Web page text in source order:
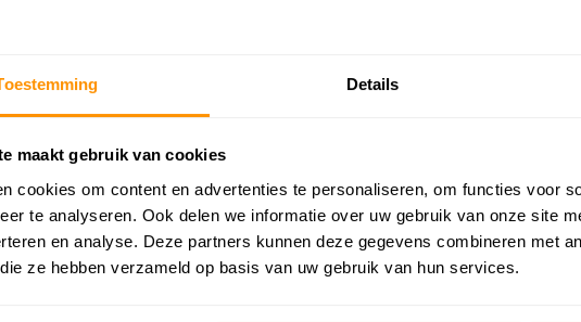
Details
maakt gebruik van cookies
cookies om content en advertenties te personaliseren, om functies voor
te analyseren. Ook delen we informatie over uw gebruik van onze site
en analyse. Deze partners kunnen deze gegevens combineren met
ze hebben verzameld op basis van uw gebruik van hun services.
KORTING 13% KORTING 17%